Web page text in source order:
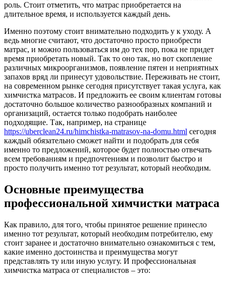
роль. Стоит отметить, что матрас приобретается на
длительное время, и используется каждый день.
Именно поэтому стоит внимательно подходить у к уходу. А
ведь многие считают, что достаточно просто приобрести
матрас, и можно пользоваться им до тех пор, пока не придет
время приобретать новый. Так то оно так, но вот скопление
различных микроорганизмов, появление пятен и неприятных
запахов вряд ли принесут удовольствие. Переживать не стоит,
на современном рынке сегодня присутствует такая услуга, как
химчистка матрасов. И предложить ее своим клиентам готовы
достаточно большое количество разнообразных компаний и
организаций, остается только подобрать наиболее
подходящие. Так, например, на странице
https://uberclean24.ru/himchistka-matrasov-na-domu.html сегодня
каждый обязательно сможет найти и подобрать для себя
именно то предложений, которое будет полностью отвечать
всем требованиям и предпочтениям и позволит быстро и
просто получить именно тот результат, который необходим.
Основные преимущества
профессиональной химчистки матраса
Как правило, для того, чтобы принятое решение принесло
именно тот результат, который необходим потребителю, ему
стоит заранее и достаточно внимательно ознакомиться с тем,
какие именно достоинства и преимущества могут
представлять ту или иную услугу. И профессиональная
химчистка матраса от специалистов – это: